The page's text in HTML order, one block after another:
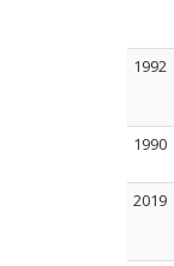
1992
1990
2019